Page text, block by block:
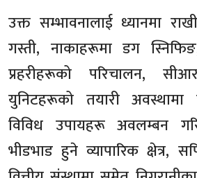
उक्त सम्भावनालाई ध्यानमा
गस्ती, नाकाहरूमा डग
प्रहरीहरूको परिचालन,
युनिटहरूको तयारी
विविध उपायहरू अवलम्बन
भीडभाड हुने व्यापारिक